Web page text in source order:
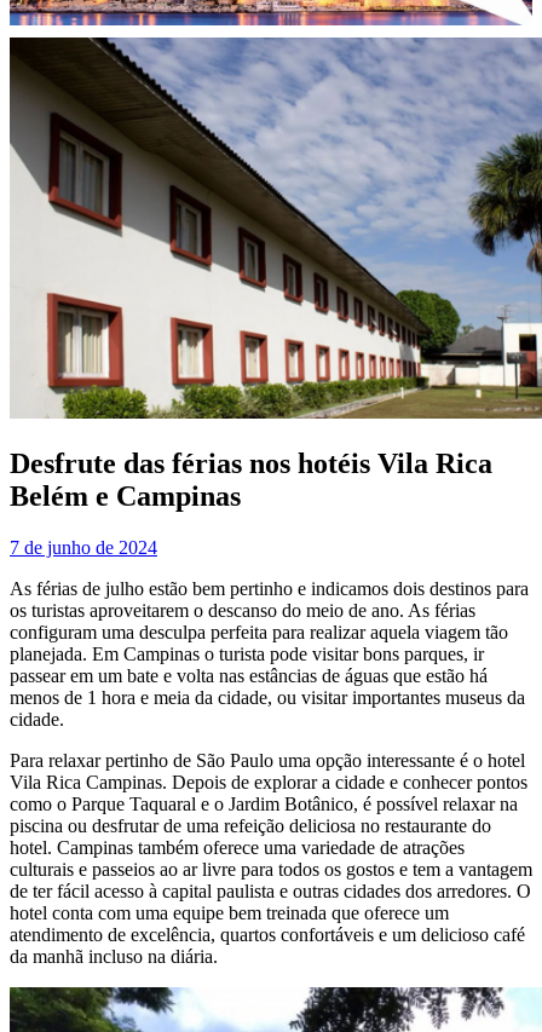
Desfrute das férias nos hotéis Vila Rica
Belém e Campinas
7 de junho de 2024
As férias de julho estão bem pertinho e indicamos dois destinos para
os turistas aproveitarem o descanso do meio de ano. As férias
configuram uma desculpa perfeita para realizar aquela viagem tão
planejada. Em Campinas o turista pode visitar bons parques, ir
passear em um bate e volta nas estâncias de águas que estão há
menos de 1 hora e meia da cidade, ou visitar importantes museus da
cidade.
Para relaxar pertinho de São Paulo uma opção interessante é o hotel
Vila Rica Campinas. Depois de explorar a cidade e conhecer pontos
como o Parque Taquaral e o Jardim Botânico, é possível relaxar na
piscina ou desfrutar de uma refeição deliciosa no restaurante do
hotel. Campinas também oferece uma variedade de atrações
culturais e passeios ao ar livre para todos os gostos e tem a vantagem
de ter fácil acesso à capital paulista e outras cidades dos arredores. O
hotel conta com uma equipe bem treinada que oferece um
atendimento de excelência, quartos confortáveis e um delicioso café
da manhã incluso na diária.